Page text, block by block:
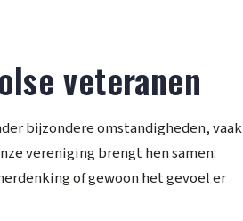
veteranen
bijzondere omstandigheden, vaak
vereniging brengt hen samen:
of gewoon het gevoel er